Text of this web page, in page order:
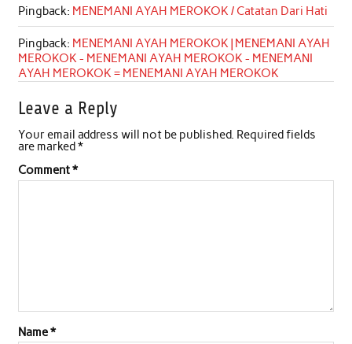
Pingback: MENEMANI AYAH MEROKOK / Catatan Dari Hati
Pingback: MENEMANI AYAH MEROKOK | MENEMANI AYAH
MEROKOK - MENEMANI AYAH MEROKOK - MENEMANI
AYAH MEROKOK = MENEMANI AYAH MEROKOK
Leave a Reply
Your email address will not be published. Required fields
are marked*
Comment*
Name*